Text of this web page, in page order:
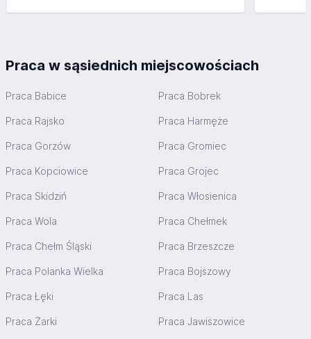
Praca w sąsiednich miejscowościach
Praca Babice Praca Bobrek
Praca Rajsko Praca Harmęże
Praca Gorzów Praca Gromiec
Praca Kopciowice Praca Grojec
Praca Skidziń Praca Włosienica
Praca Wola Praca Chełmek
Praca Chełm Śląski Praca Brzeszcze
Praca Polanka Wielka Praca Bojszowy
Praca Łęki Praca Las
Praca Żarki Praca Jawiszowice